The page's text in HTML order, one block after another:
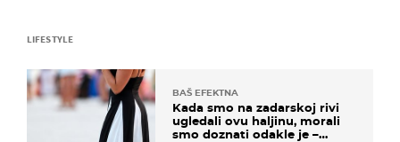
LIFESTYLE
BAŠ EFEKTNA
Kada smo na zadarskoj rivi
ugledali ovu haljinu, morali
smo doznati odakle je –